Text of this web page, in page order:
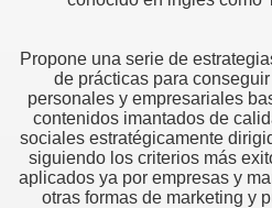
Propone una serie de
de prácticas para
personales y empresariales
contenidos imantados de
sociales estratégicamente
siguiendo los criterios más
aplicados ya por empresas y
otras formas de marketing y